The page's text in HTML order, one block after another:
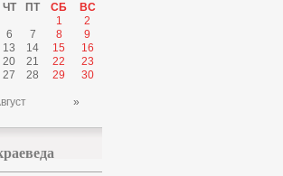
ЧТ ПТ СБ
ВС
1
2
6 7 8
9
13 14 15
16
20 21 22
23
27 28 29
30
»